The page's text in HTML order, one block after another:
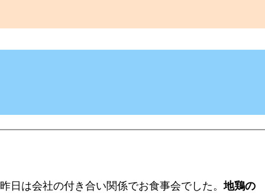
昨日は会社の付き合い関係でお食事会でした。地鶏の